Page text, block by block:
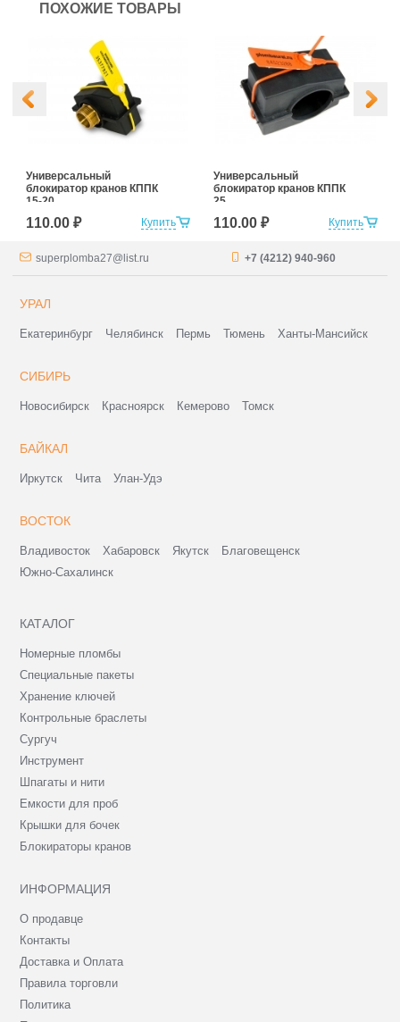
ПОХОЖИЕ ТОВАРЫ
Купить
Универсальный
блокиратор кранов КППК
15-20
110.00 ₽ Купить
Универсальный
блокиратор кранов КППК
25
110.00 ₽
superplomba27@list.ru +7 (4212) 940-960
УРАЛ
Екатеринбург Челябинск Пермь Тюмень Ханты-Мансийск
СИБИРЬ
Новосибирск Красноярск Кемерово Томск
БАЙКАЛ
Иркутск Чита Улан-Удэ
ВОСТОК
Владивосток Хабаровск Якутск
Благовещенск
Южно-Сахалинск
КАТАЛОГ
Номерные пломбы
Специальные пакеты
Хранение ключей
Контрольные браслеты
Сургуч
Инструмент
Шпагаты и нити
Емкости для проб
Крышки для бочек
Блокираторы кранов
ИНФОРМАЦИЯ
О продавце
Контакты
Доставка и Оплата
Правила торговли
Политика